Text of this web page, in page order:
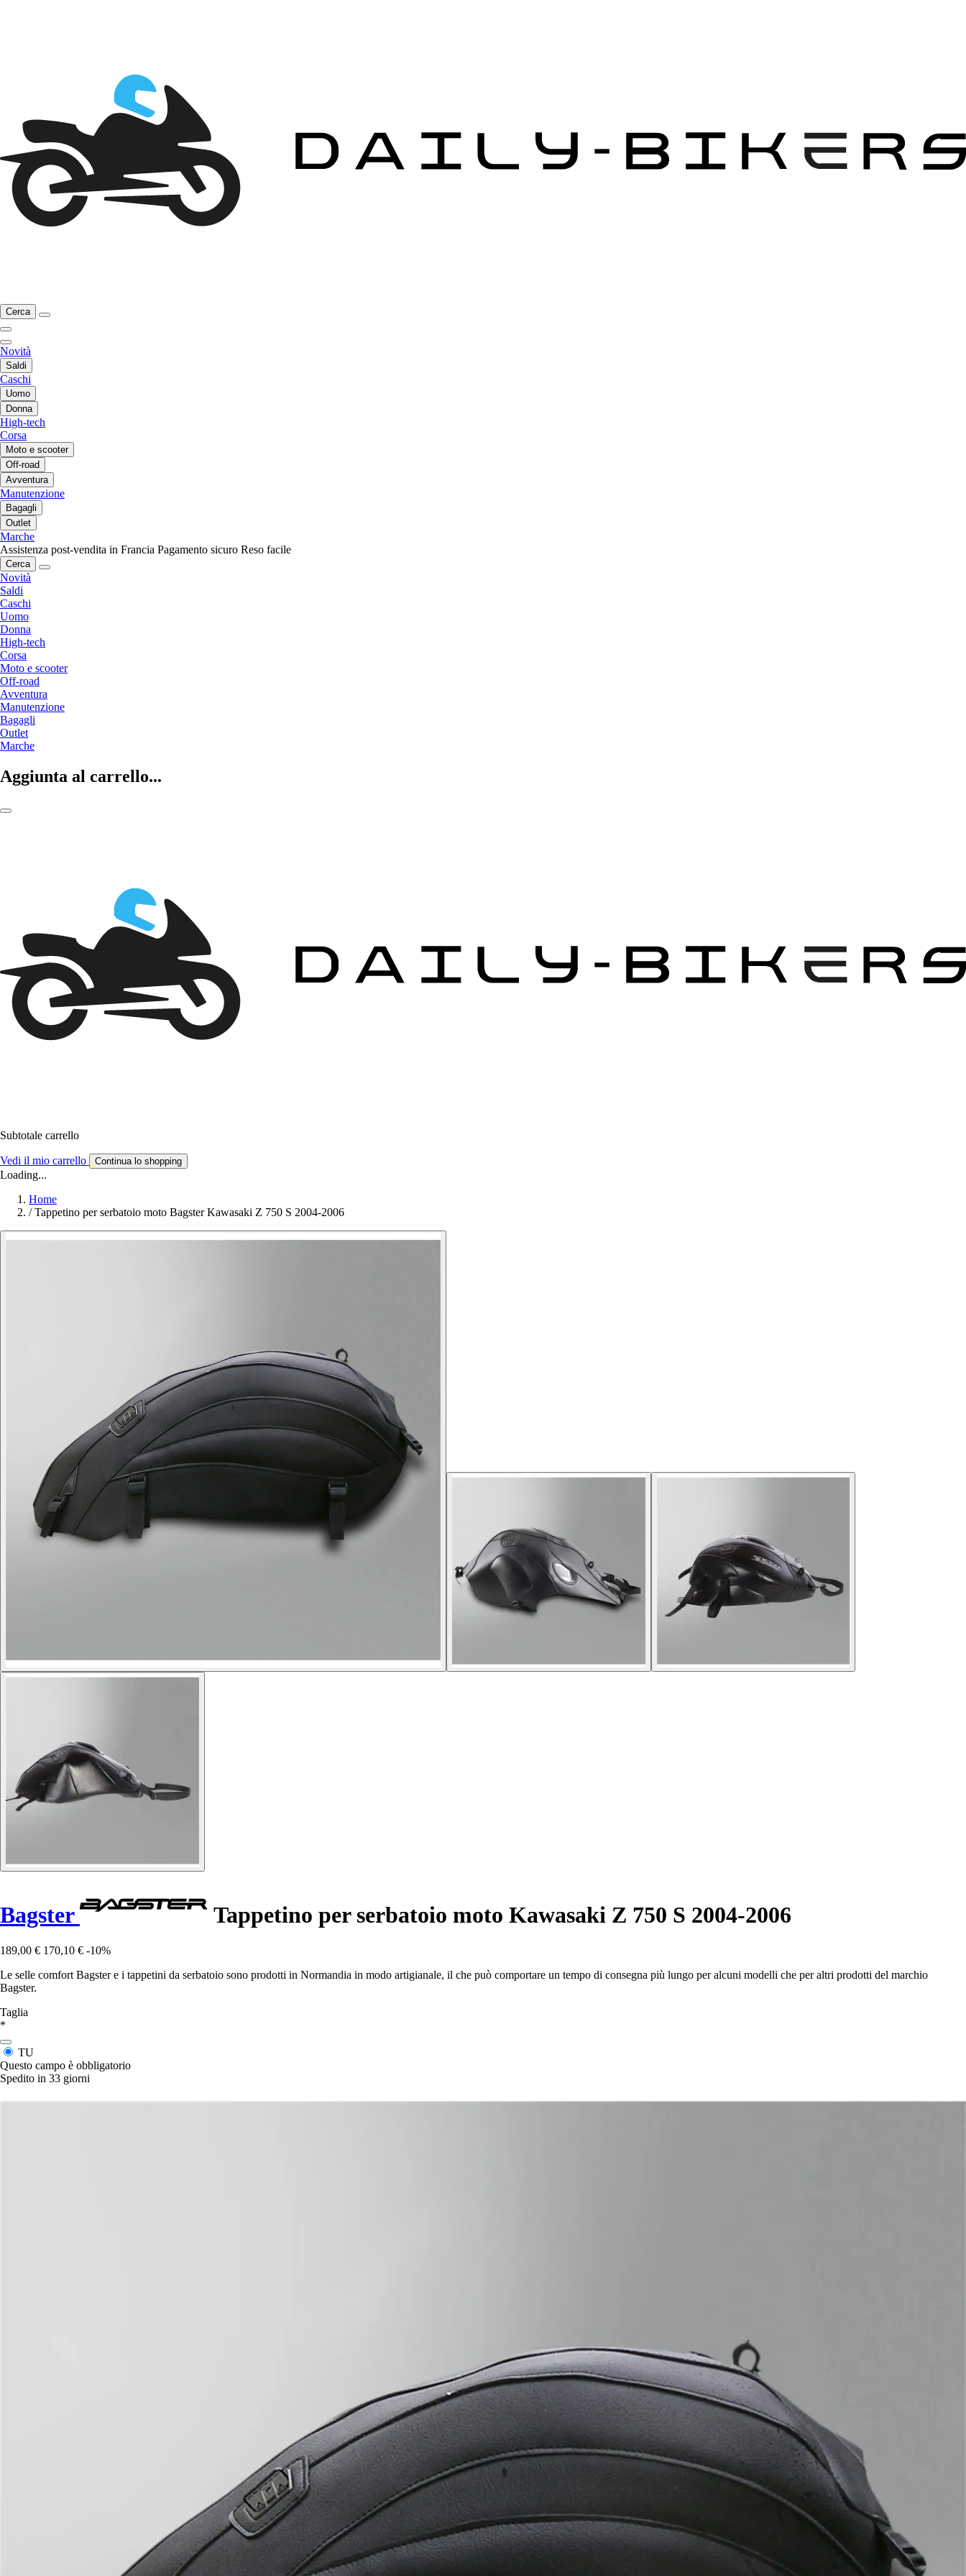
Cerca
Novità
Saldi
Caschi
Uomo
Donna
High-tech
Corsa
Moto e scooter
Off-road
Avventura
Manutenzione
Bagagli
Outlet
Marche
Assistenza post-vendita in Francia Pagamento sicuro Reso facile
Cerca
Novità
Saldi
Caschi
Uomo
Donna
High-tech
Corsa
Moto e scooter
Off-road
Avventura
Manutenzione
Bagagli
Outlet
Marche
Aggiunta al carrello...
Subtotale carrello
Vedi il mio carrello Continua lo shopping
Loading...
Home
/ Tappetino per serbatoio moto Bagster Kawasaki Z 750 S 2004-2006
Bagster Tappetino per serbatoio moto Kawasaki Z 750 S 2004-2006
189,00 € 170,10 € -10%
Le selle comfort Bagster e i tappetini da serbatoio sono prodotti in Normandia in modo artigianale, il che può comportare un tempo di consegna più lungo per alcuni modelli che per altri prodotti del marchio
Bagster.
Taglia
*
TU
Questo campo è obbligatorio
Spedito in 33 giorni